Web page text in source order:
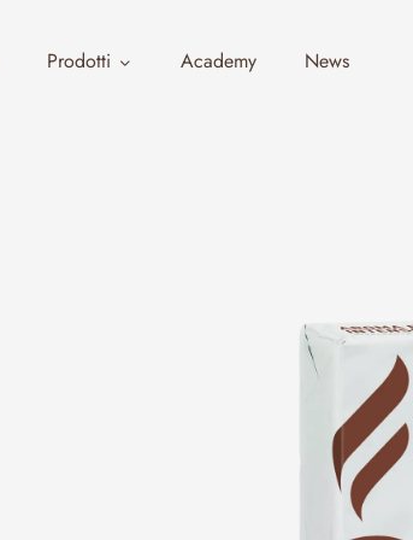
Prodotti Academy News